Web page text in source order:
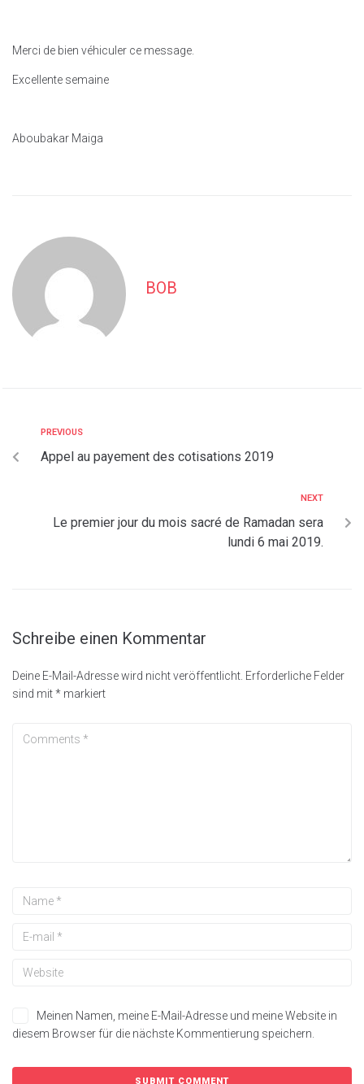
Merci de bien véhiculer ce message.
Excellente semaine
Aboubakar Maiga
BOB
PREVIOUS
Appel au payement des cotisations 2019
NEXT
Le premier jour du mois sacré de Ramadan sera
lundi 6 mai 2019.
Schreibe einen Kommentar
Deine E-Mail-Adresse wird nicht veröffentlicht. Erforderliche Felder
sind mit* markiert
Meinen Namen, meine E-Mail-Adresse und meine Website in
diesem Browser für die nächste Kommentierung speichern.